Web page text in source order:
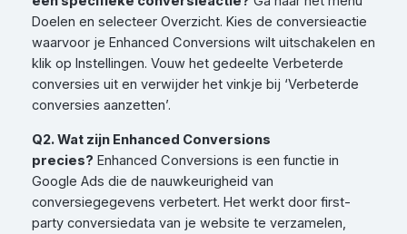
Doelen en selecteer Overzicht. Kies de conversieactie
waarvoor je Enhanced Conversions wilt uitschakelen en
klik op Instellingen. Vouw het gedeelte Verbeterde
conversies uit en verwijder het vinkje bij ‘Verbeterde
conversies aanzetten’.
Q2. Wat zijn Enhanced Conversions
precies? Enhanced Conversions is een functie in
Google Ads die de nauwkeurigheid van
conversiegegevens verbetert. Het werkt door first-
party conversiedata van je website te verzamelen,